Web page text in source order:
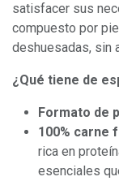
satisfacer sus
compuesto por
deshuesadas, sin
¿Qué tiene de
Formato de
100% carne
rica en
esenciales